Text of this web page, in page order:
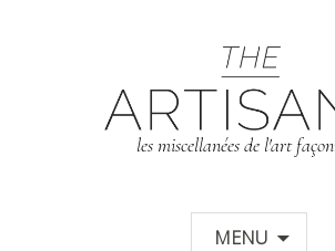
les miscellanées de l'art
MENU